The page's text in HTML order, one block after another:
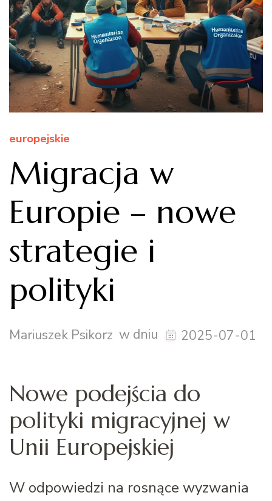
europejskie
Migracja w
Europie – nowe
strategie i
polityki
Mariuszek Psikorz w dniu 2025-07-01
Nowe podejścia do
polityki migracyjnej w
Unii Europejskiej
W odpowiedzi na rosnące wyzwania